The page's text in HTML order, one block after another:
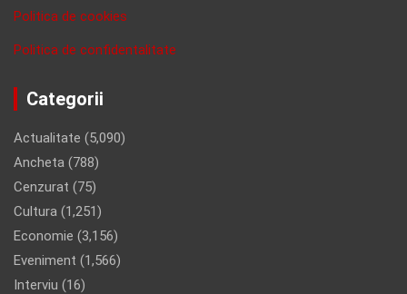
Politica de cookies
Politica de confidentalitate
Categorii
Actualitate (5,090)
Ancheta (788)
Cenzurat (75)
Cultura (1,251)
Economie (3,156)
Eveniment (1,566)
Interviu (16)